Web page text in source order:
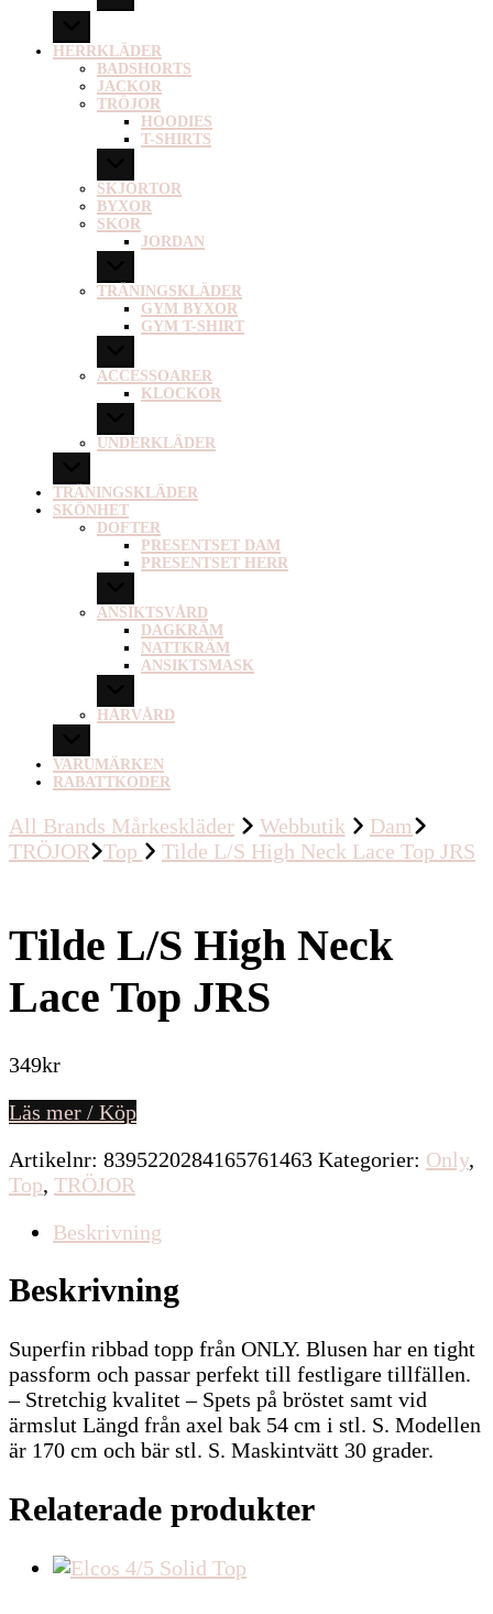
HERRKLÄDER
BADSHORTS
JACKOR
TRÖJOR
HOODIES
T-SHIRTS
SKJORTOR
BYXOR
SKOR
JORDAN
TRÄNINGSKLÄDER
GYM BYXOR
GYM T-SHIRT
ACCESSOARER
KLOCKOR
UNDERKLÄDER
TRÄNINGSKLÄDER
SKÖNHET
DOFTER
PRESENTSET DAM
PRESENTSET HERR
ANSIKTSVÅRD
DAGKRÄM
NATTKRÄM
ANSIKTSMASK
HÅRVÅRD
VARUMÄRKEN
RABATTKODER
All Brands Mårkeskläder Webbutik
Dam
TRÖJOR Top Tilde L/S High Neck Lace Top JRS
Tilde L/S High Neck
Lace Top JRS
349kr
Läs mer / Köp
Artikelnr: 8395220284165761463 Kategorier: Only,
Top, TRÖJOR
Beskrivning
Beskrivning
Superfin ribbad topp från ONLY. Blusen har en tight
passform och passar perfekt till festligare tillfällen.
– Stretchig kvalitet – Spets på bröstet samt vid
ärmslut Längd från axel bak 54 cm i stl. S. Modellen
är 170 cm och bär stl. S. Maskintvätt 30 grader.
Relaterade produkter